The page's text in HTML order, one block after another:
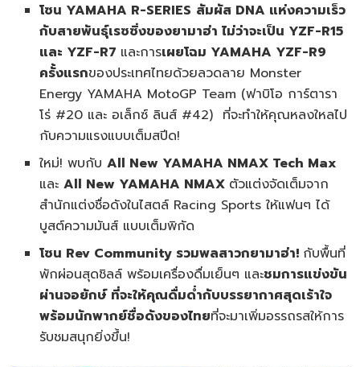
โซน YAMAHA R-SERIES สัมผัส DNA แห่งความเร็ว
กับสายพันธุ์เรซซิ่งของยามาฮ่า ไม่ว่าจะเป็น YZF-R15
และ YZF-R7 และการเผยโฉม YAMAHA YZF-R9
ครั้งแรกของประเทศไทยด้วยลวดลาย Monster
Energy YAMAHA MotoGP Team (ฟาบิโอ การ์ตารา
โร่ #20 และ อเล็กซ์ ลินส์ #42) ที่จะทำให้คุณหลงใหลไป
กับความแรงแบบเต็มสปีด!
ใหม่! พบกับAll New YAMAHA NMAX Tech Max
และAll New YAMAHA NMAX ตัวแต่งจัดเต็มจาก
สำนักแต่งชื่อดังในไสตล์ Racing Sports ให้แฟนๆ ได้
บูสต์ความมันส์ แบบเต็มพิกัด
โซน Rev Community รวมพลสาวกยามาฮ่า! กับพื้นที่
พักผ่อนสุดชิลล์ พร้อมเครื่องดื่มเย็นๆ และชมการแข่งขัน
ผ่านจอยักษ์ ที่จะให้คุณดื่มด่ำกับบรรยากาศสุดเร้าใจ
พร้อมนักพากย์ชื่อดังของไทยที่จะมาเพิ่มอรรถรสให้การ
รับชมสนุกยิ่งขึ้น!